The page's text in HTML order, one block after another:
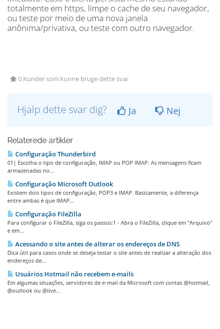
totalmente em https, limpe o cache de seu navegador,
ou teste por meio de uma nova janela
anônima/privativa, ou teste com outro navegador.
0 Kunder som kunne bruge dette svar
Hjalp dette svar dig? Ja Nej
Relaterede artikler
Configuração Thunderbird
01| Escolha o tipo de configuração, IMAP ou POP IMAP: As mensagens ficam
armazenadas no...
Configuração Microsoft Outlook
Existem dois tipos de configuração, POP3 e IMAP. Basicamente, a diferença
entre ambas é que IMAP...
Configuração FileZilla
Para configurar o FileZilla, siga os passos:1 - Abra o FileZilla, clique em "Arquivo"
e em...
Acessando o site antes de alterar os endereços de DNS
Dica útil para casos onde se deseja testar o site antes de realizar a alteração dos
endereços de...
Usuários Hotmail não recebem e-mails
Em algumas situações, servidores de e-mail da Microsoft com contas @hotmail,
@outlook ou @live...